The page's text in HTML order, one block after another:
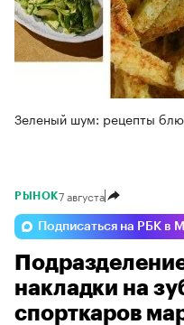
Зеленый шум: рецепты
РЫНОК7 августа
Подписаться на РБК в
накладки на
спорткаров